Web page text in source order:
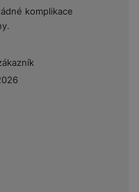
komplikace